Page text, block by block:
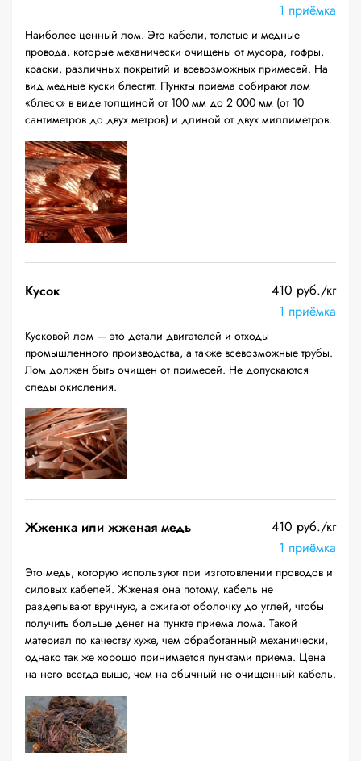
1 приёмка
Наиболее ценный лом. Это кабели, толстые и медные
провода, которые механически очищены от мусора, гофры,
краски, различных покрытий и всевозможных примесей. На
вид медные куски блестят. Пункты приема собирают лом
«блеск» в виде толщиной от 100 мм до 2 000 мм (от 10
сантиметров до двух метров) и длиной от двух миллиметров.
Кусок
410 руб./кг
1 приёмка
Кусковой лом — это детали двигателей и отходы
промышленного производства, а также всевозможные трубы.
Лом должен быть очищен от примесей. Не допускаются
следы окисления.
Жженка или жженая медь
410 руб./кг
1 приёмка
Это медь, которую используют при изготовлении проводов и
силовых кабелей. Жженая она потому, кабель не
разделывают вручную, а сжигают оболочку до углей, чтобы
получить больше денег на пункте приема лома. Такой
материал по качеству хуже, чем обработанный механически,
однако так же хорошо принимается пунктами приема. Цена
на него всегда выше, чем на обычный не очищенный кабель.